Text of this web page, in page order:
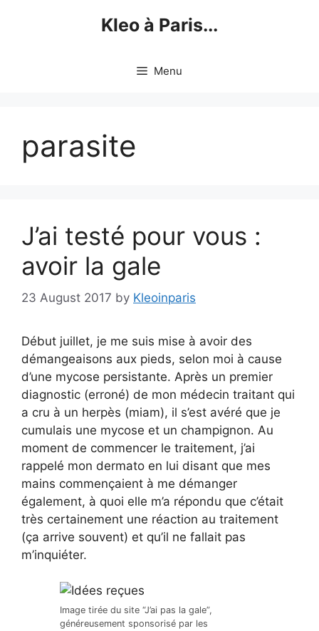
Kleo à Paris...
Menu
parasite
J’ai testé pour vous :
avoir la gale
23 August 2017 by Kleoinparis
Début juillet, je me suis mise à avoir des
démangeaisons aux pieds, selon moi à cause
d’une mycose persistante. Après un premier
diagnostic (erroné) de mon médecin traitant qui
a cru à un herpès (miam), il s’est avéré que je
cumulais une mycose et un champignon. Au
moment de commencer le traitement, j’ai
rappelé mon dermato en lui disant que mes
mains commençaient à me démanger
également, à quoi elle m’a répondu que c’était
très certainement une réaction au traitement
(ça arrive souvent) et qu’il ne fallait pas
m’inquiéter.
Image tirée du site “J’ai pas la gale”,
généreusement sponsorisé par les